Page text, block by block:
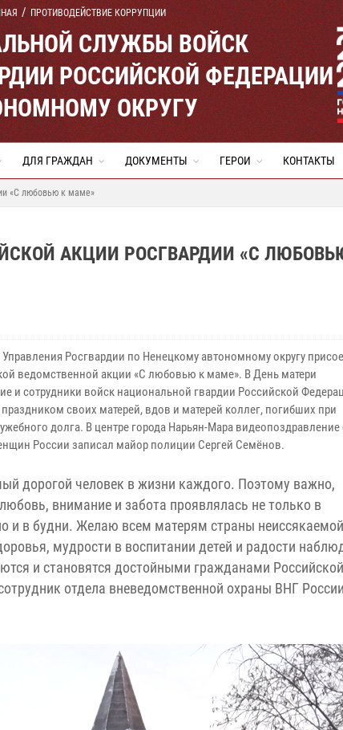
ПРОТИВОДЕЙСТВИЕ КОРРУПЦИИ
СЛУЖБЫ ВОЙСК
РОССИЙСКОЙ ФЕДЕРАЦИИ
ОКРУГУ
ДЛЯ ГРАЖДАН ДОКУМЕНТЫ ГЕРОИ КОНТАКТЫ
«С любовью к маме»
АКЦИИ РОСГВАРДИИ «С
Росгвардии по Ненецкому автономному округу
ведомственной акции «С любовью к маме». В День матери
и сотрудники войск национальной гвардии Российской
своих матерей, вдов и матерей коллег, погибших при
долга. В центре города Нарьян-Мара видеопоздравление
России записал майор полиции Сергей Семёнов.
дорогой человек в жизни каждого. Поэтому важно,
внимание и забота проявлялась не только в
и в будни. Желаю всем матерям страны неиссякаемой
мудрости в воспитании детей и радости
и становятся достойными гражданами Российской
отдела вневедомственной охраны ВНГ